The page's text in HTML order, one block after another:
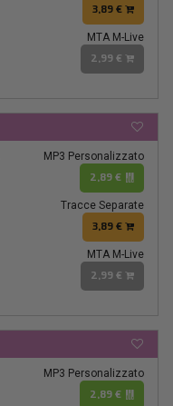
3,89 €
MTA M-Live
2,99 €
MP3 Personalizzato
2,89 €
Tracce Separate
3,89 €
MTA M-Live
2,99 €
MP3 Personalizzato
2,89 €